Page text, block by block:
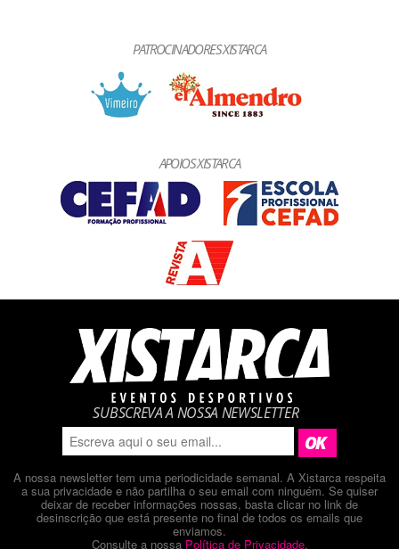
PATROCINADORES XISTARCA
APOIOS XISTARCA
SUBSCREVA A NOSSA NEWSLETTER
A nossa newsletter tem uma periodicidade semanal. A Xistarca respeita
a sua privacidade e não partilha o seu email com ninguém. Se quiser
deixar de receber informações nossas, basta clicar no link de
desinscrição que está presente no final de todos os emails que
enviamos.
Consulte a nossa Política de Privacidade.